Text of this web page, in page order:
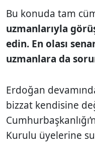
Bu konuda tam
uzmanlarıyla
edin. En olası
uzmanlara da
Erdoğan
bizzat kendisine
Kurulu üyelerine